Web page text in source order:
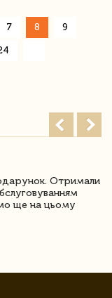
7 8 9
Отримали
ще на цьому